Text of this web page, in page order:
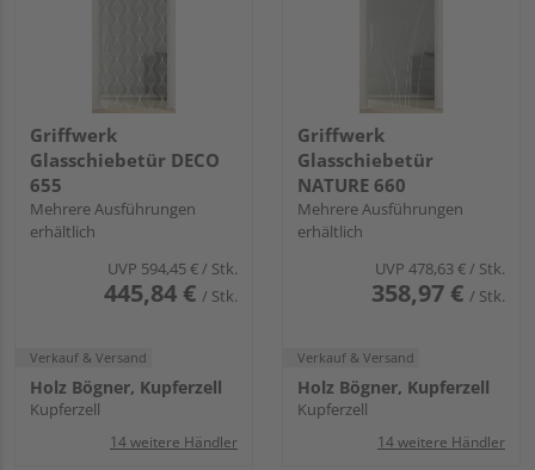
Griffwerk
Glasschiebetür DECO
655
Mehrere Ausführungen
erhältlich
UVP 594,45 €/ Stk.
445,84 € / Stk.
Verkauf & Versand
Holz Bögner, Kupferzell
Kupferzell
14 weitere Händler
Griffwerk
Glasschiebetür
NATURE 660
Mehrere Ausführungen
erhältlich
UVP 478,63 €/ Stk.
358,97 € / Stk.
Verkauf & Versand
Holz Bögner, Kupferzell
Kupferzell
14 weitere Händler